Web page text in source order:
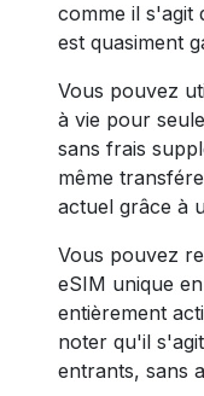
comme il s'agit
est quasiment
Vous pouvez
à vie pour
sans frais
même
actuel grâce à
Vous pouvez
eSIM unique
entièrement
noter qu'il
entrants, sans